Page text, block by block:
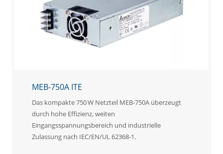
MEB-750A ITE
Das kompakte 750 W Netzteil MEB‑750A überzeugt
durch hohe Effizienz, weiten
Eingangsspannungsbereich und industrielle
Zulassung nach IEC/EN/UL 62368‑1.